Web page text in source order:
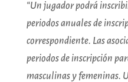
“Un jugador podrá
periodos anuales de
correspondiente. Las
periodos de inscripción
masculinas y femeninas.